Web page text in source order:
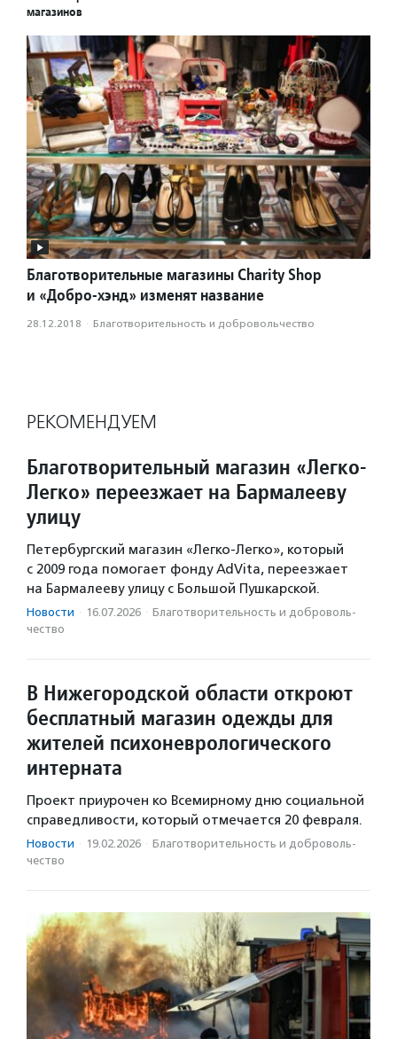
магазинов
Благотворительные магазины Charity Shop
и «Добро-хэнд» изменят название
28.12.2018 · Благотвори­тель­ность и доброволь­чест­во
РЕКОМЕНДУЕМ
Благотворительный магазин «Легко-
Легко» переезжает на Бармалееву
улицу
Петербургский магазин «Легко-Легко», который
с 2009 года помогает фонду AdVita, переезжает
на Бармалееву улицу с Большой Пушкарской.
Новости · 16.07.2026 · Благотвори­тель­ность и доброволь­
чест­во
В Нижегородской области откроют
бесплатный магазин одежды для
жителей психоневрологического
интерната
Проект приурочен ко Всемирному дню социальной
справедливости, который отмечается 20 февраля.
Новости · 19.02.2026 · Благотвори­тель­ность и доброволь­
чест­во